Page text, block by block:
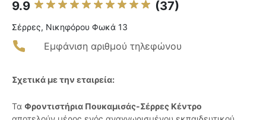
9.9 (37)
Σέρρες, Νικηφόρου Φωκά 13
Εμφάνιση αριθμού τηλεφώνου
Σχετικά με την εταιρεία:
Τα Φροντιστήρια Πουκαμισάς-Σέρρες Κέντρο